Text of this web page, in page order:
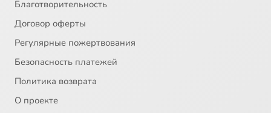
Благотворительность
Договор оферты
Регулярные пожертвования
Безопасность платежей
Политика возврата
О проекте